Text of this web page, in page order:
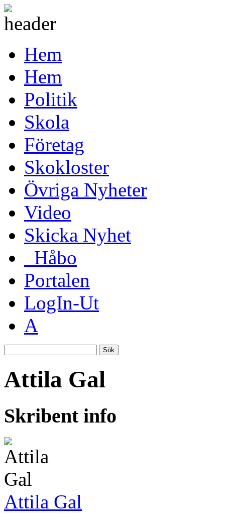
Hem
Hem
Politik
Skola
Företag
Skokloster
Övriga Nyheter
Video
Skicka Nyhet
_Håbo
Portalen
LogIn-Ut
A
Sök
Attila Gal
Skribent info
Attila Gal